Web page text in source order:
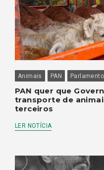
Animais PAN Parlamento
PAN quer que
transporte de
terceiros
LER NOTÍCIA